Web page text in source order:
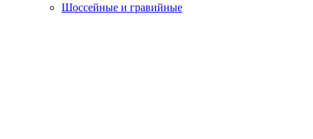
Шоссейные и гравийные